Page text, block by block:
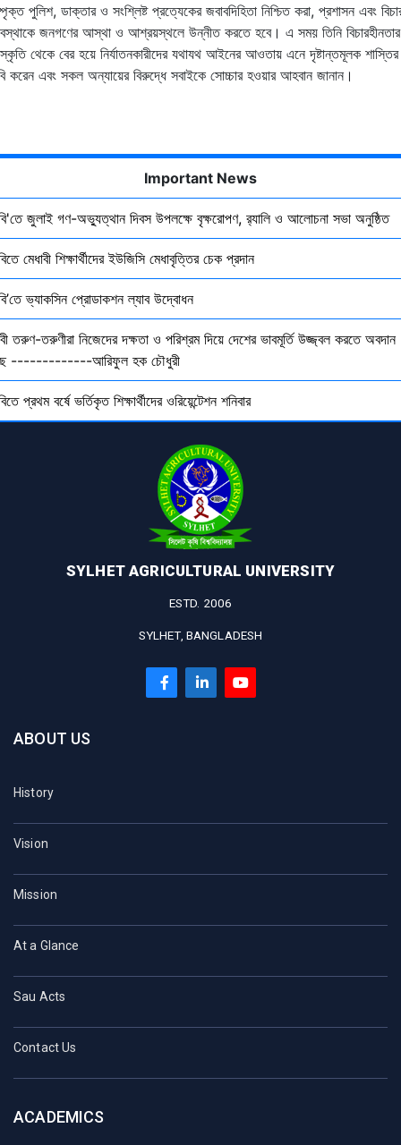
পুলিশ, ডাক্তার ও সংশ্লিষ্ট প্রত্যেকের জবাবদিহিতা নিশ্চিত করা, প্রশাসন এবং
জনগণের আস্থা ও আশ্রয়স্থলে উন্নীত করতে হবে। এ সময় তিনি বিচারহীনতার
থেকে বের হয়ে নির্যাতনকারীদের যথাযথ আইনের আওতায় এনে দৃষ্টান্তমূলক শাস্তির
করেন এবং সকল অন্যায়ের বিরুদ্ধে সবাইকে সোচ্চার হওয়ার আহবান জানান।
Important News
জুলাই গণ-অভ্যুত্থান দিবস উপলক্ষে বৃক্ষরোপণ, র‍্যালি ও আলোচনা সভা অনুষ্ঠিত
মেধাবী শিক্ষার্থীদের ইউজিসি মেধাবৃত্তির চেক প্রদান
ভ্যাকসিন প্রোডাকশন ল্যাব উদ্বোধন
তরুণ-তরুণীরা নিজেদের দক্ষতা ও পরিশ্রম দিয়ে দেশের ভাবমূর্তি উজ্জ্বল করতে অবদান
-------------আরিফুল হক চৌধুরী
প্রথম বর্ষে ভর্তিকৃত শিক্ষার্থীদের ওরিয়েন্টেশন শনিবার
SYLHET AGRICULTURAL UNIVERSITY
ESTD. 2006
SYLHET, BANGLADESH
ABOUT US
History
Vision
Mission
At a Glance
Sau Acts
Contact Us
ACADEMICS